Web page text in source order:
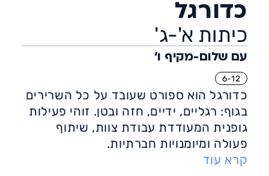
כדורגל
כיתות א'-ג'
עם שלום-מקיף ו'
6-12
כדורגל הוא ספורט שעובד על כל השרירים
בגוף: רגליים, ידיים, חזה ובטן. זוהי פעילות
גופנית המעודדת עבודת צוות, שיתוף
פעולה ומיומנויות חברתיות.
אימון כדורגל, הן במסגרת תחרותית או
קרא עוד